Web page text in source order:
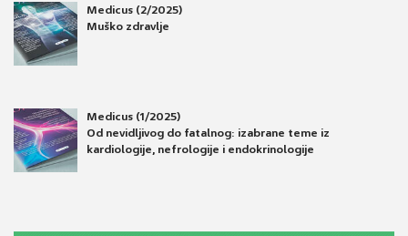
Medicus (2/2025)
Muško zdravlje
Medicus (1/2025)
Od nevidljivog do fatalnog: izabrane teme iz
kardiologije, nefrologije i endokrinologije